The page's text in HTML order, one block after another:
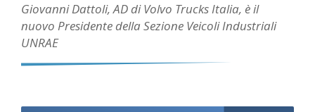
Giovanni Dattoli, AD di Volvo Trucks Italia, è il
nuovo Presidente della Sezione Veicoli Industriali
UNRAE